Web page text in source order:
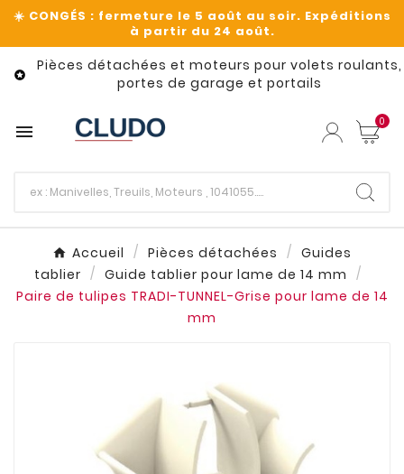

Pièces détachées et moteurs pour volets roulants,
portes de garage et portails
 0
Accueil Pièces détachées
Guides
tablier
Guide tablier pour lame de 14 mm
Paire de tulipes TRADI-TUNNEL-Grise pour lame de 14
mm